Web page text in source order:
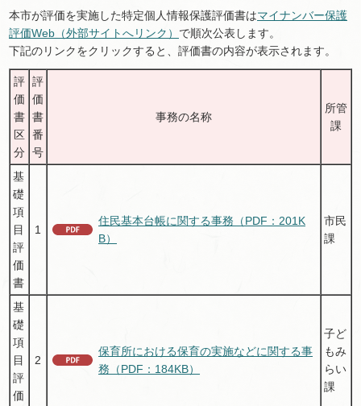
本市が評価を実施した特定個人情報保護評価書はマイナンバー保護
評価Web（外部サイトへリンク） で順次公表します。
下記のリンクをクリックすると、評価書の内容が表示されます。
評
価
書
区
分
評
価
書
番
号
事務の名称
所管
課
基
礎
項
目
評
価
書
1
住民基本台帳に関する事務（PDF：201K
B）
市民
課
基
礎
項
目
評
価
2
保育所における保育の実施などに関する事
務（PDF：184KB）
子ど
もみ
らい
課